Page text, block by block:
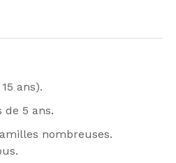
ans).
5 ans.
nombreuses.